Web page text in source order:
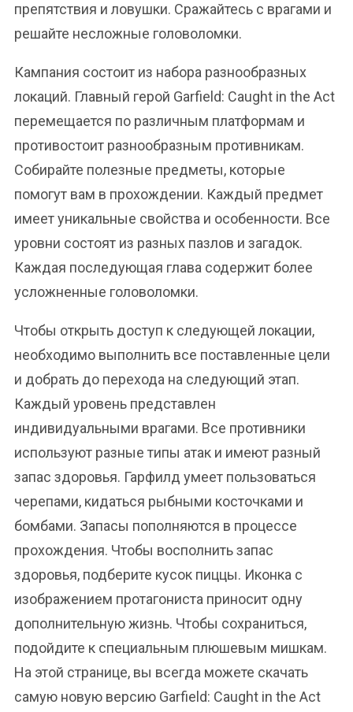
препятствия и ловушки. Сражайтесь с врагами и
решайте несложные головоломки.
Кампания состоит из набора разнообразных
локаций. Главный герой Garfield: Caught in the Act
перемещается по различным платформам и
противостоит разнообразным противникам.
Собирайте полезные предметы, которые
помогут вам в прохождении. Каждый предмет
имеет уникальные свойства и особенности. Все
уровни состоят из разных пазлов и загадок.
Каждая последующая глава содержит более
усложненные головоломки.
Чтобы открыть доступ к следующей локации,
необходимо выполнить все поставленные цели
и добрать до перехода на следующий этап.
Каждый уровень представлен
индивидуальными врагами. Все противники
используют разные типы атак и имеют разный
запас здоровья. Гарфилд умеет пользоваться
черепами, кидаться рыбными косточками и
бомбами. Запасы пополняются в процессе
прохождения. Чтобы восполнить запас
здоровья, подберите кусок пиццы. Иконка с
изображением протагониста приносит одну
дополнительную жизнь. Чтобы сохраниться,
подойдите к специальным плюшевым мишкам.
На этой странице, вы всегда можете скачать
самую новую версию Garfield: Caught in the Act